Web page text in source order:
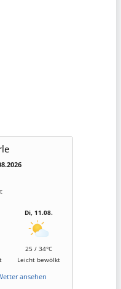
Di, 11.08.
25 / 34°C
Leicht bewölkt
ansehen